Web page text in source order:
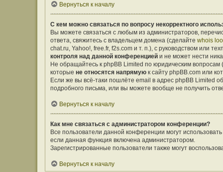
Вернуться к началу
С кем можно связаться по вопросу некорректного
Вы можете связаться с любым из администраторов,
ответа, свяжитесь с владельцем домена (сделайте whois
chat.ru, Yahoo!, free.fr, f2s.com и т. п.), с руководством или
контроля над данной конференцией и не может нести
Не обращайтесь к phpBB Limited по юридическим вопросам
которые не относятся напрямую к сайту phpBB.com или
Если же вы всё-таки пошлёте email в адрес phpBB Limited
подробного письма, или вы можете вообще не получить
Вернуться к началу
Как мне связаться с администратором конференции?
Все пользователи данной конференции могут
если данная функция включена администратором.
Зарегистрированные пользователи также могут
Вернуться к началу